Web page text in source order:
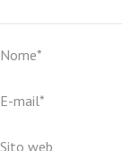
Nome*
E-mail*
Sito web